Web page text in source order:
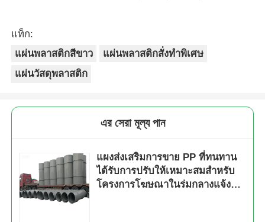
แท็ก:
แผ่นพลาสติกสีขาว
แผ่นพลาสติกสั่งทำพิเศษ
แผ่นวัสดุพลาสติก
এর সেরা মূল্য পান
แผงส่งเสริมการขาย PP ที่ทนทาน
ได้รับการปรับให้เหมาะสมสำหรับ
โครงการโฆษณาในร่มกลางแจ้งที่